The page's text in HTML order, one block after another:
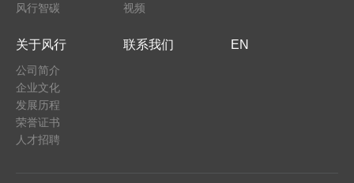
风行智碳
视频
关于风行
公司简介
企业文化
发展历程
荣誉证书
人才招聘
联系我们 EN